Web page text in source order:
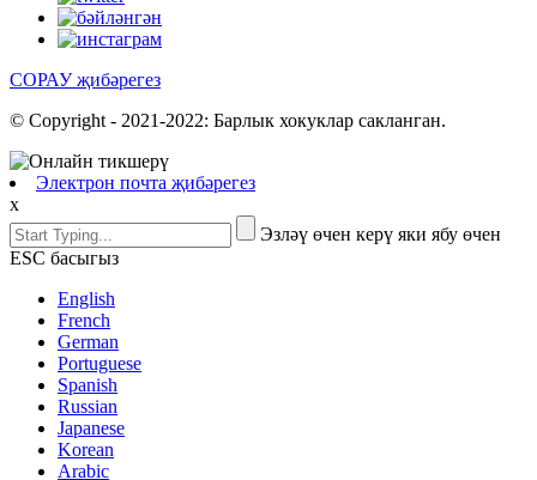
СОРАУ җибәрегез
© Copyright - 2021-2022: Барлык хокуклар сакланган.
Электрон почта җибәрегез
x
Эзләү өчен керү яки ябу өчен
ESC басыгыз
English
French
German
Portuguese
Spanish
Russian
Japanese
Korean
Arabic